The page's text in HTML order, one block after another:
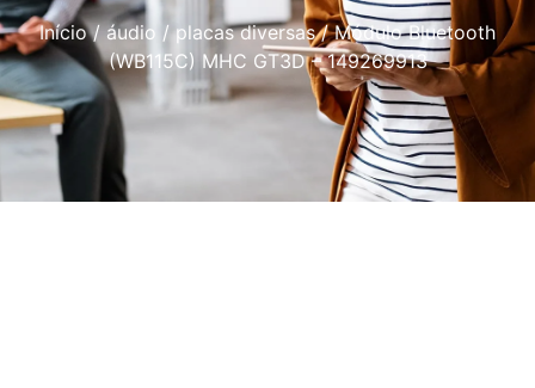
Início/áudio /placas diversas/ Módulo Bluetooth
(WB115C) MHC GT3D – 149269913